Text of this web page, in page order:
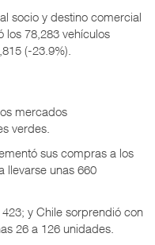
socio y destino comercial
los 78,283 vehículos
(-23.9%).
mercados
verdes.
sus compras a los
llevarse unas 660
y Chile sorprendió con
26 a 126 unidades.